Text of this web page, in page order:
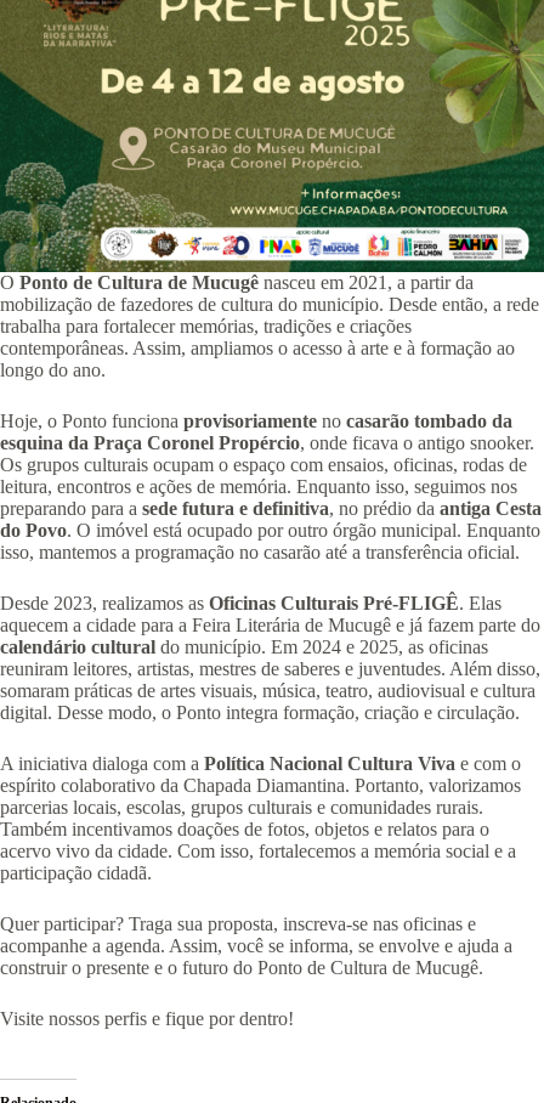
O Ponto de Cultura de Mucugê nasceu em 2021, a partir da
mobilização de fazedores de cultura do município. Desde então, a rede
trabalha para fortalecer memórias, tradições e criações
contemporâneas. Assim, ampliamos o acesso à arte e à formação ao
longo do ano.
Hoje, o Ponto funciona provisoriamente no casarão tombado da
esquina da Praça Coronel Propércio, onde ficava o antigo snooker.
Os grupos culturais ocupam o espaço com ensaios, oficinas, rodas de
leitura, encontros e ações de memória. Enquanto isso, seguimos nos
preparando para a sede futura e definitiva, no prédio da antiga Cesta
do Povo. O imóvel está ocupado por outro órgão municipal. Enquanto
isso, mantemos a programação no casarão até a transferência oficial.
Desde 2023, realizamos as Oficinas Culturais Pré-FLIGÊ. Elas
aquecem a cidade para a Feira Literária de Mucugê e já fazem parte do
calendário cultural do município. Em 2024 e 2025, as oficinas
reuniram leitores, artistas, mestres de saberes e juventudes. Além disso,
somaram práticas de artes visuais, música, teatro, audiovisual e cultura
digital. Desse modo, o Ponto integra formação, criação e circulação.
A iniciativa dialoga com a Política Nacional Cultura Viva e com o
espírito colaborativo da Chapada Diamantina. Portanto, valorizamos
parcerias locais, escolas, grupos culturais e comunidades rurais.
Também incentivamos doações de fotos, objetos e relatos para o
acervo vivo da cidade. Com isso, fortalecemos a memória social e a
participação cidadã.
Quer participar? Traga sua proposta, inscreva-se nas oficinas e
acompanhe a agenda. Assim, você se informa, se envolve e ajuda a
construir o presente e o futuro do Ponto de Cultura de Mucugê.
Visite nossos perfis e fique por dentro!